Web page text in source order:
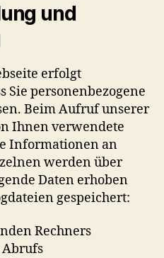
und
erfolgt
Sie personenbezogene
Beim Aufruf unserer
Ihnen verwendete
Informationen an
werden über
Daten erhoben
gespeichert:
Rechners
Abrufs